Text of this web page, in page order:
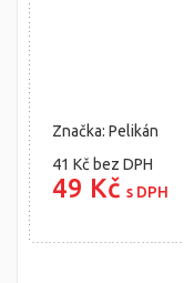
Značka: Pelikán
41 Kč bez DPH
49 Kč s DPH